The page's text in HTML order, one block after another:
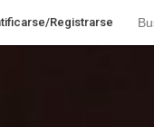
Registrarse